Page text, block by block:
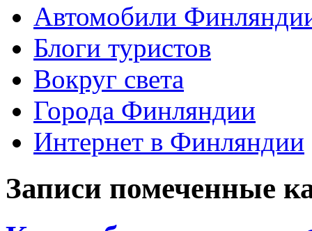
Автомобили
Блоги туристов
Вокруг света
Города Финляндии
Интернет в Финляндии
Записи помеченные